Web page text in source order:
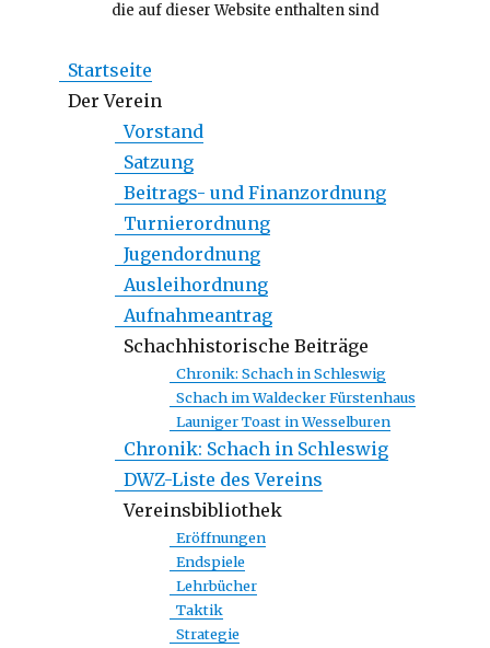
die auf dieser Website enthalten sind
Startseite
Der Verein
Vorstand
Satzung
Beitrags- und Finanzordnung
Turnierordnung
Jugendordnung
Ausleihordnung
Aufnahmeantrag
Schachhistorische Beiträge
Chronik: Schach in Schleswig
Schach im Waldecker Fürstenhaus
Launiger Toast in Wesselburen
Chronik: Schach in Schleswig
DWZ-Liste des Vereins
Vereinsbibliothek
Eröffnungen
Endspiele
Lehrbücher
Taktik
Strategie